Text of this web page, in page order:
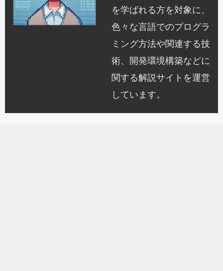
を学ばれる方を対象に、
色々な言語でのプログラ
ミング方法や関連する技
術、開発環境構築などに
関する解説サイトを運営
しています。